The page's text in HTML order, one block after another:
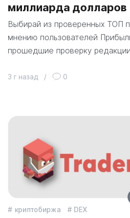
миллиарда долларов
Выбирай из проверенных ТОП
мнению пользователей
прошедшие проверку
3 г назад / 0
криптобиржа DEX